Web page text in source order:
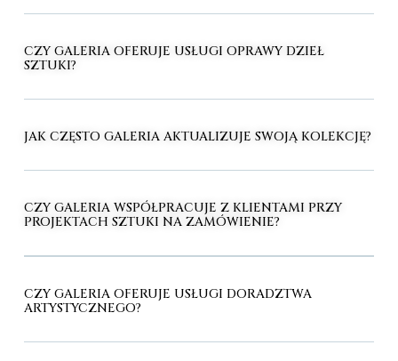
CZY GALERIA OFERUJE USŁUGI OPRAWY DZIEŁ
SZTUKI?
JAK CZĘSTO GALERIA AKTUALIZUJE SWOJĄ KOLEKCJĘ?
CZY GALERIA WSPÓŁPRACUJE Z KLIENTAMI PRZY
PROJEKTACH SZTUKI NA ZAMÓWIENIE?
CZY GALERIA OFERUJE USŁUGI DORADZTWA
ARTYSTYCZNEGO?